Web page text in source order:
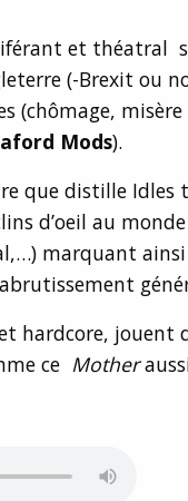
et théatral
(-Brexit ou
(chômage,
Mods).
que distille
d’oeil au
marquant
hardcore, jouent
ce Mother